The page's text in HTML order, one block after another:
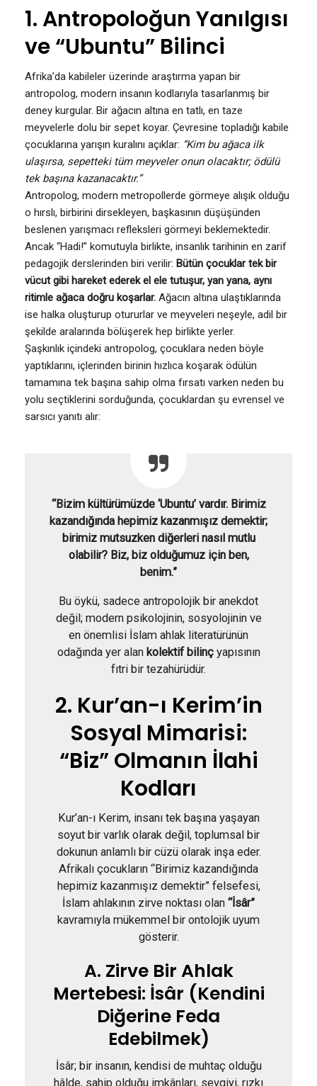
1. Antropoloğun Yanılgısı
ve “Ubuntu” Bilinci
Afrika’da kabileler üzerinde araştırma yapan bir
antropolog, modern insanın kodlarıyla tasarlanmış bir
deney kurgular. Bir ağacın altına en tatlı, en taze
meyvelerle dolu bir sepet koyar. Çevresine topladığı kabile
çocuklarına yarışın kuralını açıklar: “Kim bu ağaca ilk
ulaşırsa, sepetteki tüm meyveler onun olacaktır; ödülü
tek başına kazanacaktır.”
Antropolog, modern metropollerde görmeye alışık olduğu
o hırslı, birbirini dirsekleyen, başkasının düşüşünden
beslenen yarışmacı refleksleri görmeyi beklemektedir.
Ancak “Hadi!” komutuyla birlikte, insanlık tarihinin en zarif
pedagojik derslerinden biri verilir: Bütün çocuklar tek bir
vücut gibi hareket ederek el ele tutuşur, yan yana, aynı
ritimle ağaca doğru koşarlar. Ağacın altına ulaştıklarında
ise halka oluşturup otururlar ve meyveleri neşeyle, adil bir
şekilde aralarında bölüşerek hep birlikte yerler.
Şaşkınlık içindeki antropolog, çocuklara neden böyle
yaptıklarını, içlerinden birinin hızlıca koşarak ödülün
tamamına tek başına sahip olma fırsatı varken neden bu
yolu seçtiklerini sorduğunda, çocuklardan şu evrensel ve
sarsıcı yanıtı alır:
“Bizim kültürümüzde ‘Ubuntu’ vardır. Birimiz
kazandığında hepimiz kazanmışız demektir;
birimiz mutsuzken diğerleri nasıl mutlu
olabilir? Biz, biz olduğumuz için ben,
benim.”
Bu öykü, sadece antropolojik bir anekdot
değil; modern psikolojinin, sosyolojinin ve
en önemlisi İslam ahlak literatürünün
odağında yer alan kolektif bilinçyapısının
fıtri bir tezahürüdür.
2. Kur’an-ı Kerim’in
Sosyal Mimarisi:
“Biz” Olmanın İlahi
Kodları
Kur’an-ı Kerim, insanı tek başına yaşayan
soyut bir varlık olarak değil, toplumsal bir
dokunun anlamlı bir cüzü olarak inşa eder.
Afrikalı çocukların “Birimiz kazandığında
hepimiz kazanmışız demektir” felsefesi,
İslam ahlakının zirve noktası olan “İsâr”
kavramıyla mükemmel bir ontolojik uyum
gösterir.
A. Zirve Bir Ahlak
Mertebesi: İsâr (Kendini
Diğerine Feda
Edebilmek)
İsâr; bir insanın, kendisi de muhtaç olduğu
hâlde, sahip olduğu imkânları, sevgiyi, rızkı